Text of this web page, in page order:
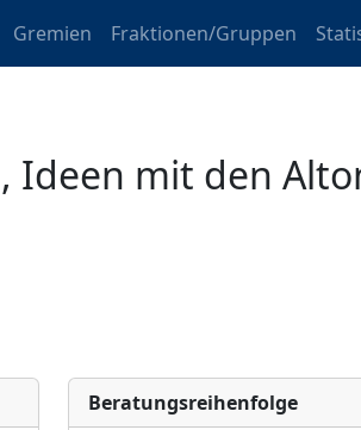
Gremien Fraktionen/Gruppen
Ideen mit den
Bera­tungs­reihen­folge